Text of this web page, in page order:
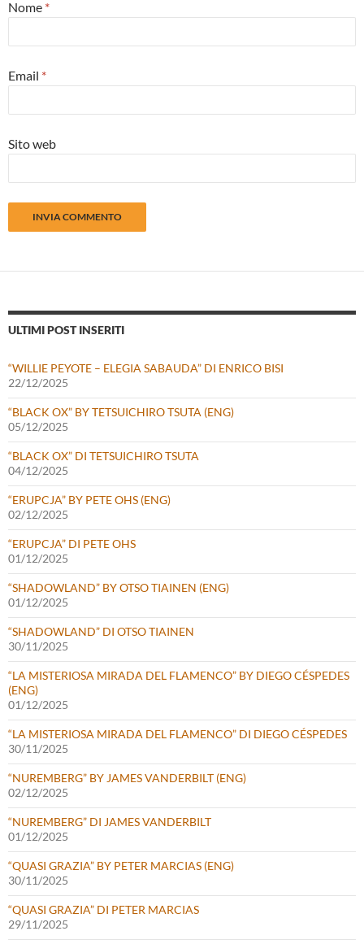
Nome *
Email *
Sito web
ULTIMI POST INSERITI
“WILLIE PEYOTE – ELEGIA SABAUDA” DI ENRICO BISI
22/12/2025
“BLACK OX” BY TETSUICHIRO TSUTA (ENG)
05/12/2025
“BLACK OX” DI TETSUICHIRO TSUTA
04/12/2025
“ERUPCJA” BY PETE OHS (ENG)
02/12/2025
“ERUPCJA” DI PETE OHS
01/12/2025
“SHADOWLAND” BY OTSO TIAINEN (ENG)
01/12/2025
“SHADOWLAND” DI OTSO TIAINEN
30/11/2025
“LA MISTERIOSA MIRADA DEL FLAMENCO” BY DIEGO CÉSPEDES
(ENG)
01/12/2025
“LA MISTERIOSA MIRADA DEL FLAMENCO” DI DIEGO CÉSPEDES
30/11/2025
“NUREMBERG” BY JAMES VANDERBILT (ENG)
02/12/2025
“NUREMBERG” DI JAMES VANDERBILT
01/12/2025
“QUASI GRAZIA” BY PETER MARCIAS (ENG)
30/11/2025
“QUASI GRAZIA” DI PETER MARCIAS
29/11/2025